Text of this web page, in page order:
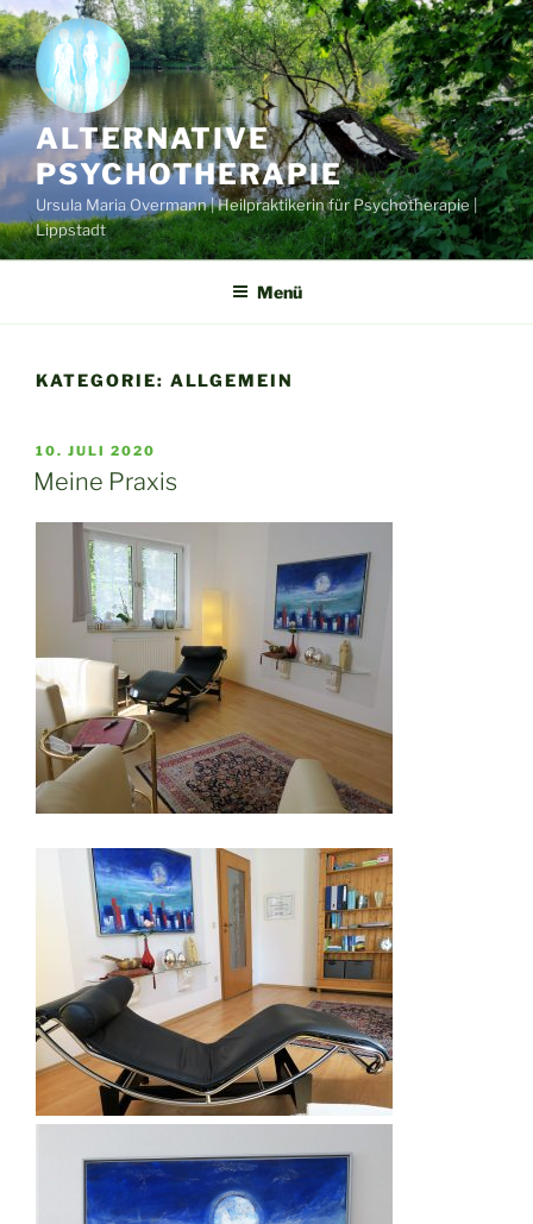
Zum
Inhalt
springen
ALTERNATIVE
PSYCHOTHERAPIE
Ursula Maria Overmann | Heilpraktikerin für Psychotherapie |
Lippstadt
Menü
KATEGORIE: ALLGEMEIN
VERÖFFENTLICHT
AM
10. JULI 2020
Meine Praxis